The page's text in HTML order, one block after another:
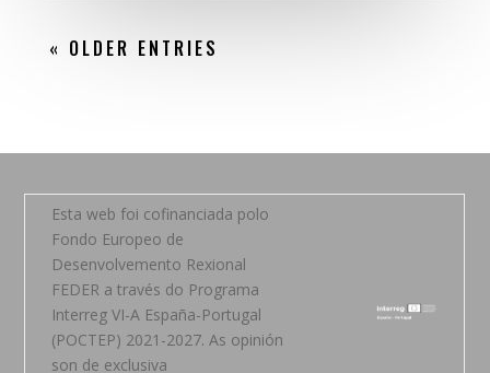
« OLDER ENTRIES
Esta web foi cofinanciada polo
Fondo Europeo de
Desenvolvemento Rexional
FEDER a través do Programa
Interreg VI-A España-Portugal
(POCTEP) 2021-2027. As opinión
son de exclusiva